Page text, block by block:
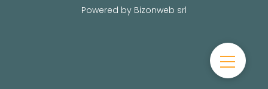
Powered by Bizonweb srl